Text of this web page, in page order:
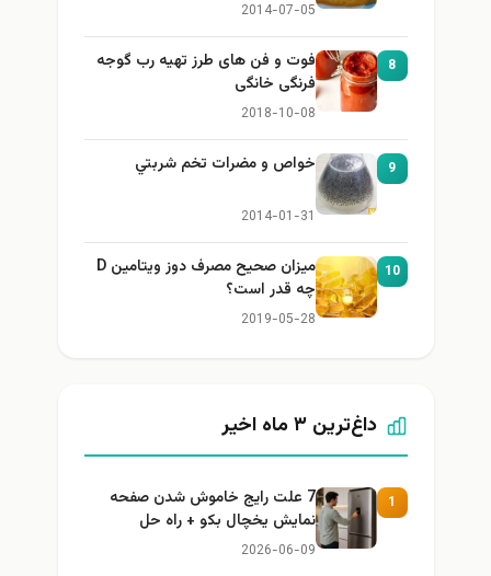
2014-07-05
8
فوت و فن های طرز تهیه رب گوجه
فرنگی خانگی
2018-10-08
9 خواص و مضرات تخم شربتي
2014-01-31
10
میزان صحیح مصرف دوز ویتامین D
چه قدر است؟
2019-05-28
داغ‌ترین ۳ ماه اخیر
1
7 علت رایج خاموش شدن صفحه
نمایش یخچال بکو + راه حل
2026-06-09